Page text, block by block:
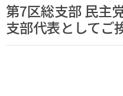
第7区総支部 民主
支部代表としてご